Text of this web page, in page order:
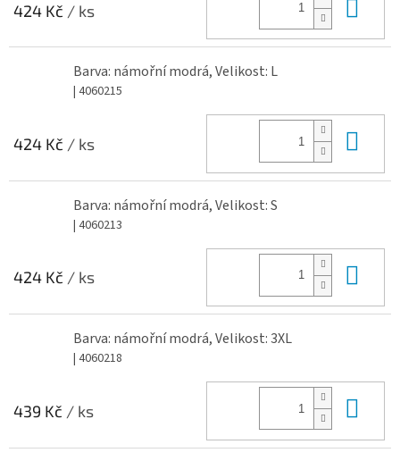
424 Kč / ks
Barva: námořní modrá, Velikost: L
| 4060215
424 Kč / ks
Barva: námořní modrá, Velikost: S
| 4060213
424 Kč / ks
Barva: námořní modrá, Velikost: 3XL
| 4060218
439 Kč / ks